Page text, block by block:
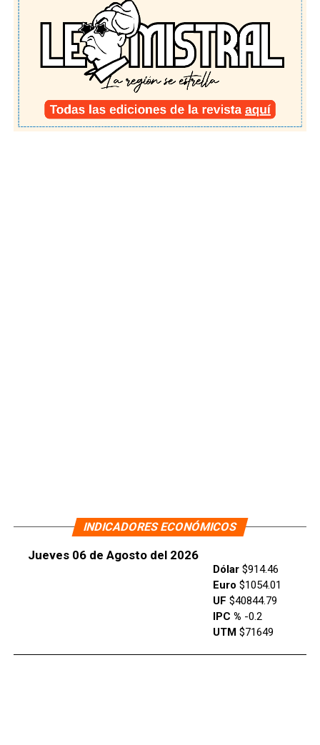
INDICADORES ECONÓMICOS
Jueves 06 de Agosto del 2026
Dólar$914.46
Euro $1054.01
UF $40844.79
IPC % -0.2
UTM$71649